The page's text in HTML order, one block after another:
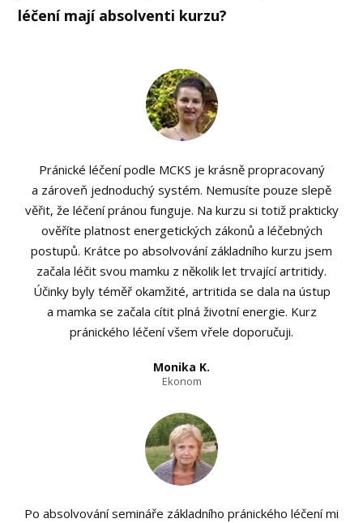
léčení mají absolventi kurzu?
Pránické léčení podle MCKS je krásně propracovaný
a zároveň jednoduchý systém. Nemusíte pouze slepě
věřit, že léčení pránou funguje. Na kurzu si totiž prakticky
ověříte platnost energetických zákonů a léčebných
postupů. Krátce po absolvování základního kurzu jsem
začala léčit svou mamku z několik let trvající artritidy.
Účinky byly téměř okamžité, artritida se dala na ústup
a mamka se začala cítit plná životní energie. Kurz
pránického léčení všem vřele doporučuji.
Monika K.
Ekonom
Po absolvování semináře základního pránického léčení mi